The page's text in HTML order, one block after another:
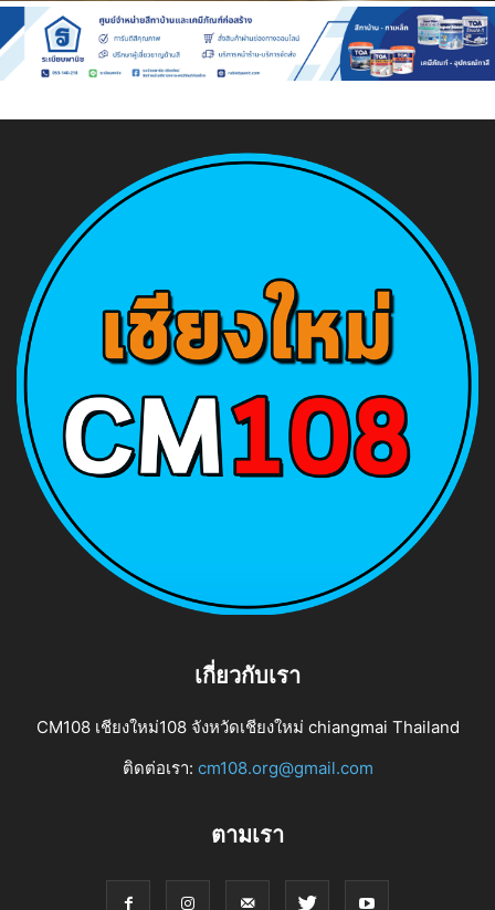
เกี่ยวกับเรา
CM108 เชียงใหม่108 จังหวัดเชียงใหม่ chiangmai Thailand
ติดต่อเรา: cm108.org@gmail.com
ตามเรา